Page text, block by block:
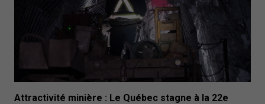
Attractivité minière : Le Québec stagne à la 22e